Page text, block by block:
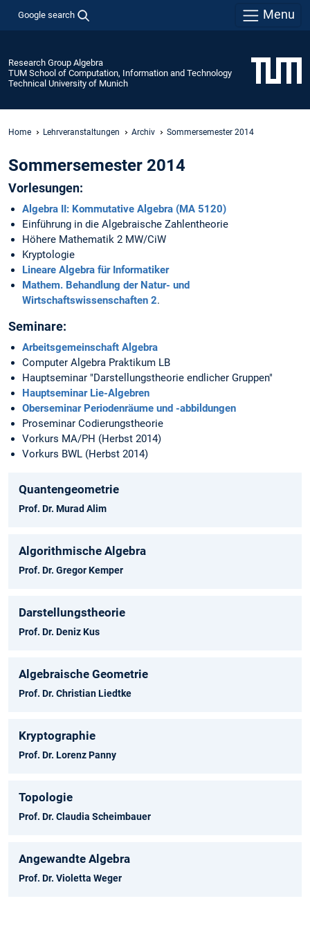
Google search Menu
Research Group Algebra
TUM School of Computation, Information and Technology
Technical University of Munich
Home Lehrveranstaltungen Archiv Sommersemester 2014
Sommersemester 2014
Vorlesungen:
Algebra II: Kommutative Algebra (MA 5120)
Einführung in die Algebraische Zahlentheorie
Höhere Mathematik 2 MW/CiW
Kryptologie
Lineare Algebra für Informatiker
Mathem. Behandlung der Natur- und
Wirtschaftswissenschaften 2.
Seminare:
Arbeitsgemeinschaft Algebra
Computer Algebra Praktikum LB
Hauptseminar "Darstellungstheorie endlicher Gruppen"
Hauptseminar Lie-Algebren
Oberseminar Periodenräume und -abbildungen
Proseminar Codierungstheorie
Vorkurs MA/PH (Herbst 2014)
Vorkurs BWL (Herbst 2014)
Quantengeometrie
Prof. Dr. Murad Alim
Algorithmische Algebra
Prof. Dr. Gregor Kemper
Darstellungstheorie
Prof. Dr. Deniz Kus
Algebraische Geometrie
Prof. Dr. Christian Liedtke
Kryptographie
Prof. Dr. Lorenz Panny
Topologie
Prof. Dr. Claudia Scheimbauer
Angewandte Algebra
Prof. Dr. Violetta Weger